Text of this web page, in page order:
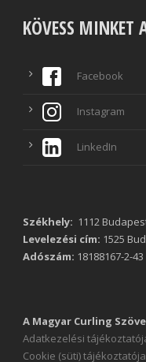
KÖVESS MINKET
Facebook
Instagram
LinkedIn
Székhely: 1112
Levelezési cím: 1525
Adószám: 18188167-2-43
A Magyar Curling
Adatkezelési
Cookie (süti) tájékoztatója